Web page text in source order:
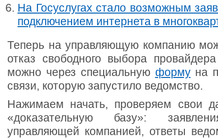
На Госуслугах стало возможным
подключением интернета в
Теперь на управляющую компанию
отказ свободного выбора
можно через специальную формуна
связи, которую запустило ведомство.
Нажимаем начать, проверяем свои
«доказательную базу»:
управляющей компанией, ответы